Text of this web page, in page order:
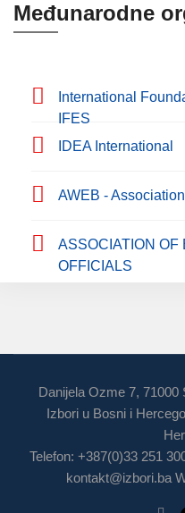
Međunarodne
International
IFES
IDEA International
AWEB -
ASSOCIATION OF
OFFICIALS
Danijela Ozme 7,
Izbori u Bosni i
Telefon: +387(0)33 251
kontakt@izbori.ba